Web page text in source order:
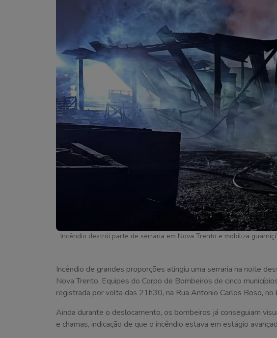
Incêndio destrói parte de serraria em Nova Trento e mobiliza
Incêndio de grandes proporções atingiu uma serraria na noite
Nova Trento. Equipes do Corpo de Bombeiros de cinco
registrada por volta das 21h30, na Rua Antonio Carlos Boso, no
Ainda durante o deslocamento, os bombeiros já conseguiam
e chamas, indicação de que o incêndio estava em estágio